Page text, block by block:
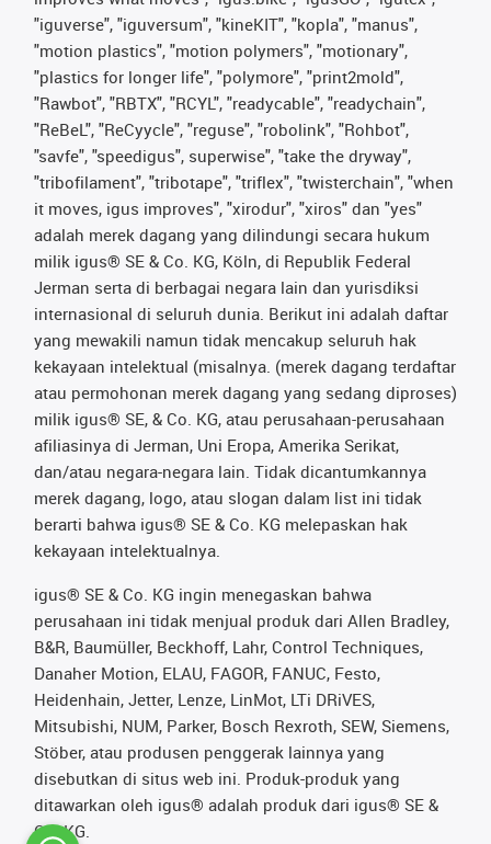
"iguverse", "iguversum", "kineKIT", "kopla", "manus",
"motion plastics", "motion polymers", "motionary",
"plastics for longer life", "polymore", "print2mold",
"Rawbot", "RBTX", "RCYL", "readycable", "readychain",
"ReBeL", "ReCyycle", "reguse", "robolink", "Rohbot",
"savfe", "speedigus", superwise", "take the dryway",
"tribofilament", "tribotape", "triflex", "twisterchain", "when
it moves, igus improves", "xirodur", "xiros" dan "yes"
adalah merek dagang yang dilindungi secara hukum
milik igus® SE & Co. KG, Köln, di Republik Federal
Jerman serta di berbagai negara lain dan yurisdiksi
internasional di seluruh dunia. Berikut ini adalah daftar
yang mewakili namun tidak mencakup seluruh hak
kekayaan intelektual (misalnya. (merek dagang terdaftar
atau permohonan merek dagang yang sedang diproses)
milik igus® SE, & Co. KG, atau perusahaan-perusahaan
afiliasinya di Jerman, Uni Eropa, Amerika Serikat,
dan/atau negara-negara lain. Tidak dicantumkannya
merek dagang, logo, atau slogan dalam list ini tidak
berarti bahwa igus® SE & Co. KG melepaskan hak
kekayaan intelektualnya.
igus® SE & Co. KG ingin menegaskan bahwa
perusahaan ini tidak menjual produk dari Allen Bradley,
B&R, Baumüller, Beckhoff, Lahr, Control Techniques,
Danaher Motion, ELAU, FAGOR, FANUC, Festo,
Heidenhain, Jetter, Lenze, LinMot, LTi DRiVES,
Mitsubishi, NUM, Parker, Bosch Rexroth, SEW, Siemens,
Stöber, atau produsen penggerak lainnya yang
disebutkan di situs web ini. Produk-produk yang
ditawarkan oleh igus® adalah produk dari igus® SE &
Co. KG.